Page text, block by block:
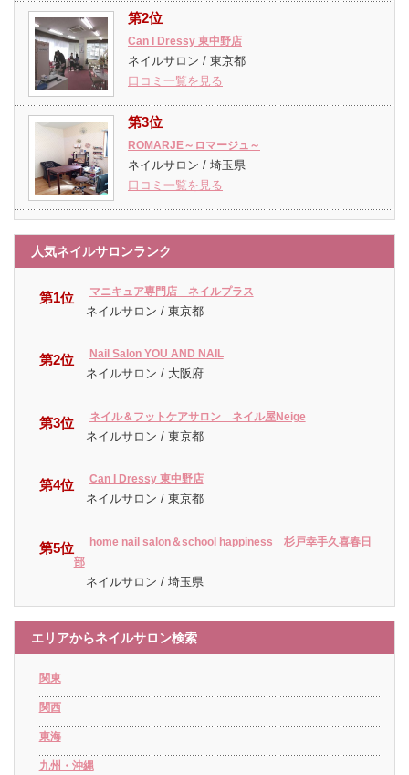
第2位
Can I Dressy 東中野店
ネイルサロン / 東京都
口コミ一覧を見る
第3位
ROMARJE～ロマージュ～
ネイルサロン / 埼玉県
口コミ一覧を見る
人気ネイルサロンランク
第1位 マニキュア専門店 ネイルプラス
ネイルサロン / 東京都
第2位 Nail Salon YOU AND NAIL
ネイルサロン / 大阪府
第3位 ネイル＆フットケアサロン ネイル屋Neige
ネイルサロン / 東京都
第4位 Can I Dressy 東中野店
ネイルサロン / 東京都
第5位
home nail salon＆school happiness 杉戸幸手久喜春日
部
ネイルサロン / 埼玉県
エリアからネイルサロン検索
関東
関西
東海
九州・沖縄